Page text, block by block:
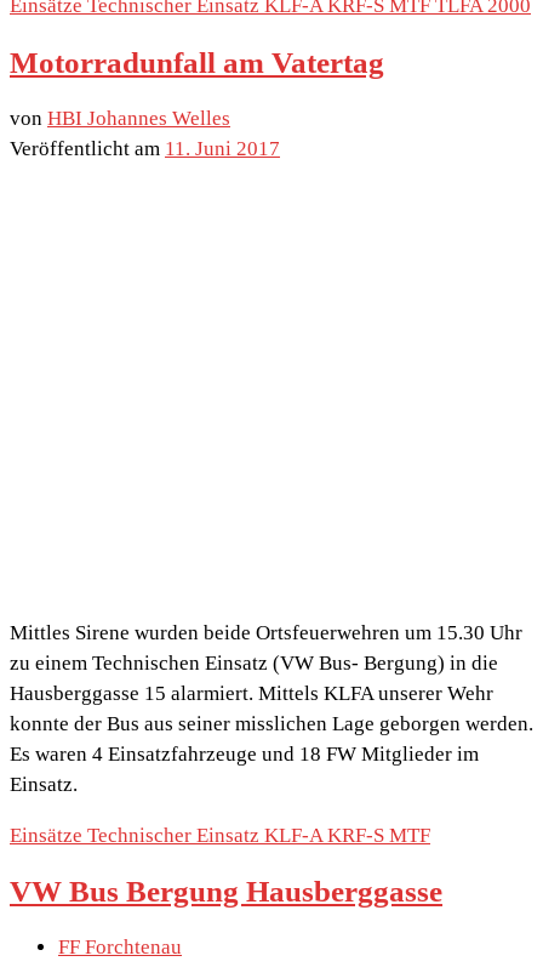
Einsätze Technischer Einsatz KLF-A KRF-S MTF TLFA 2000
Motorradunfall am Vatertag
von HBI Johannes Welles
Veröffentlicht am 11. Juni 2017
Mittles Sirene wurden beide Ortsfeuerwehren um 15.30 Uhr
zu einem Technischen Einsatz (VW Bus- Bergung) in die
Hausberggasse 15 alarmiert. Mittels KLFA unserer Wehr
konnte der Bus aus seiner misslichen Lage geborgen werden.
Es waren 4 Einsatzfahrzeuge und 18 FW Mitglieder im
Einsatz.
Einsätze Technischer Einsatz KLF-A KRF-S MTF
VW Bus Bergung Hausberggasse
FF Forchtenau